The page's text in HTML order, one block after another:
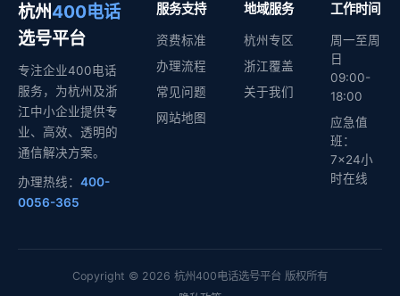
杭州400电话
选号平台
专注企业400电话
服务，为杭州及浙
江中小企业提供专
业、高效、透明的
通信解决方案。
办理热线： 400-
0056-365
服务支持
资费标准
办理流程
常见问题
网站地图
地域服务
杭州专区
浙江覆盖
关于我们
工作时间
周一至周
日
09:00-
18:00
应急值
班：
7×24小
时在线
Copyright © 2026 杭州400电话选号平台 版权所有